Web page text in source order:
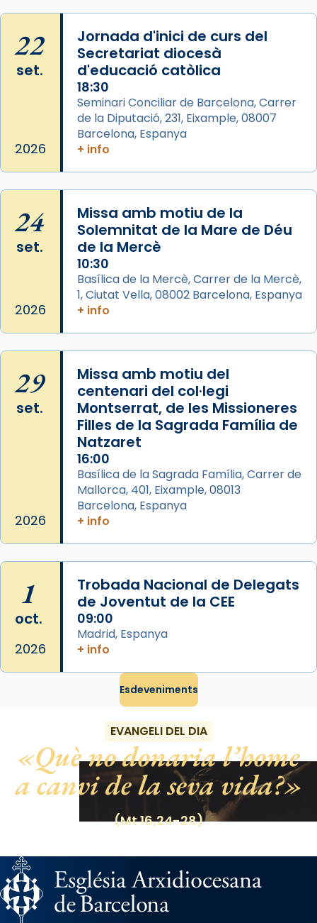
Arquebisbat de Barcelona
2 weeks ago
Memòria de les santes Juliana i
Semproniana, verges i màrtirs.
Acompanyant la història de sant Cugat, a
eterna”) són deixebles seves. I l’any 1667, el
frare Joan Gaspar Roig, afirma en una obra
que les santes són filles de l’antiga Iluro.
Mataró en reivindicarà les relíquies fins que
les aconseguirà el 1772. L’ofici que es canta
a la “Missa de les Santes” (“Missa de
pontifici, amb orquestra i cor, i té una
duració aproximada de tres hores. Després,
processó (recuperada el 1972) al voltant
del temple amb les relíquies de les santes.
Des de 1985 hi participa també un grup de
diablesses amb música i ball propis. Festa
gran a Mataró.
«Si vols saber què és calor, ves per les
Santes a Mataró»🥵.
22
set.
2026
Jornada d'inici de curs del
Secretariat diocesà
d'educació catòlica
18:30
Seminari Conciliar de Barcelona, Carrer
de la Diputació, 231, Eixample, 08007
Barcelona, Espanya
+ info
24
set.
2026
Missa amb motiu de la
Solemnitat de la Mare de Déu
de la Mercè
10:30
Basílica de la Mercè, Carrer de la Mercè,
1, Ciutat Vella, 08002 Barcelona, Espanya
+ info
29
set.
2026
Missa amb motiu del
centenari del col·legi
Montserrat, de les Missioneres
Filles de la Sagrada Família de
Natzaret
16:00
Basílica de la Sagrada Família, Carrer de
Mallorca, 401, Eixample, 08013
Barcelona, Espanya
+ info
1
oct.
2026
Trobada Nacional de Delegats
de Joventut de la CEE
09:00
Madrid, Espanya
+ info
Esdeveniments
EVANGELI DEL DIA
Què no donaria l’home
a canvi de la seva vida?
(Mt 16,24-28)